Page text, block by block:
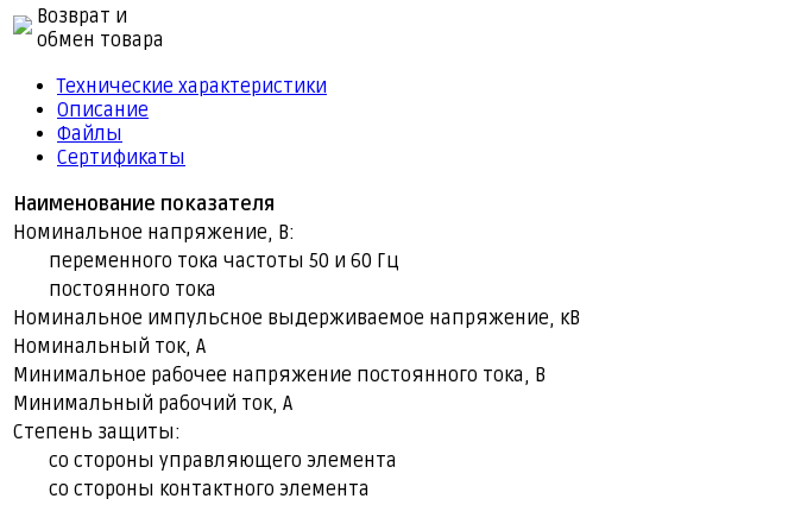
Возврат и
обмен товара
Технические характеристики
Описание
Файлы
Сертификаты
Наименование показателя
Номинальное напряжение, В:
переменного тока частоты 50 и 60 Гц
постоянного тока
Номинальное импульсное выдерживаемое напряжение, кВ
Номинальный ток, А
Минимальное рабочее напряжение постоянного тока, В
Минимальный рабочий ток, А
Степень защиты:
со стороны управляющего элемента
со стороны контактного элемента